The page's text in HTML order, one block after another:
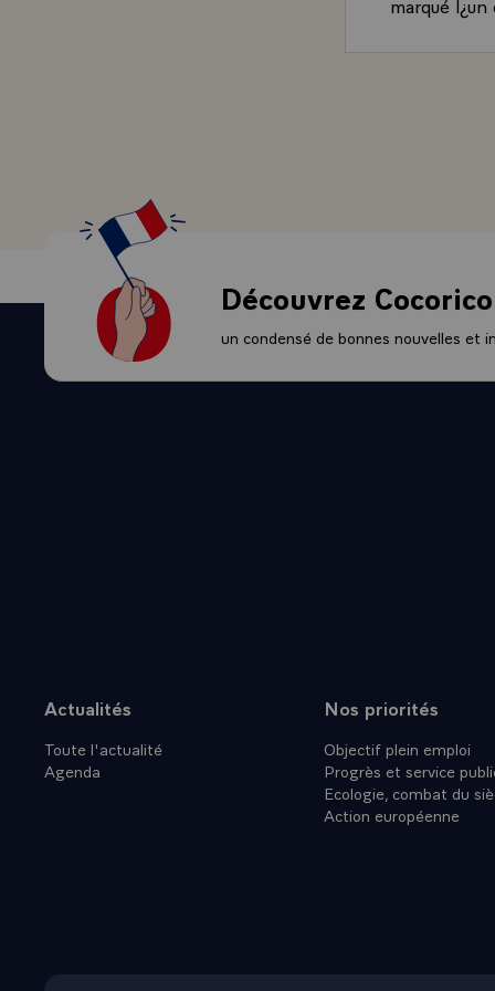
A votre
Cette
notre
mieux
La France
plus
Delacroix,
des chefs-
Depuis
de
un dialogue
grand
Oui,
accomplir
énergies.
souligne
Découvrez Cocorico
un condensé de bonnes nouvelles et
Plan du site
Actualités
Toute l'actualité
Agenda
Nos priorités
Objectif plein emploi
Progrès et service
Ecologie, combat du
Action européenne